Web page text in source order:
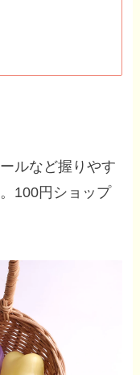
ルなど握りやす
100円ショップ